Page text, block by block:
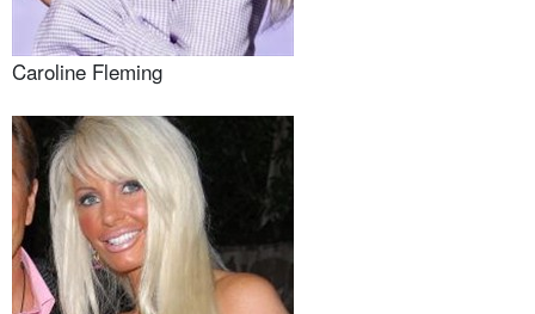
Caroline Fleming